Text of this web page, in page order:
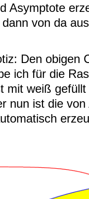
Asymptote
von da
Den obigen
ich für die
mit weiß
nun ist die